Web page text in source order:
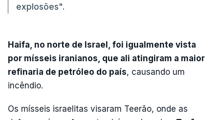
explosões".
Haifa, no norte de Israel, foi igualmente vista
por mísseis iranianos, que ali atingiram a maior
refinaria de petróleo do país, causando um
incêndio.
Os mísseis israelitas visaram Teerão, onde as